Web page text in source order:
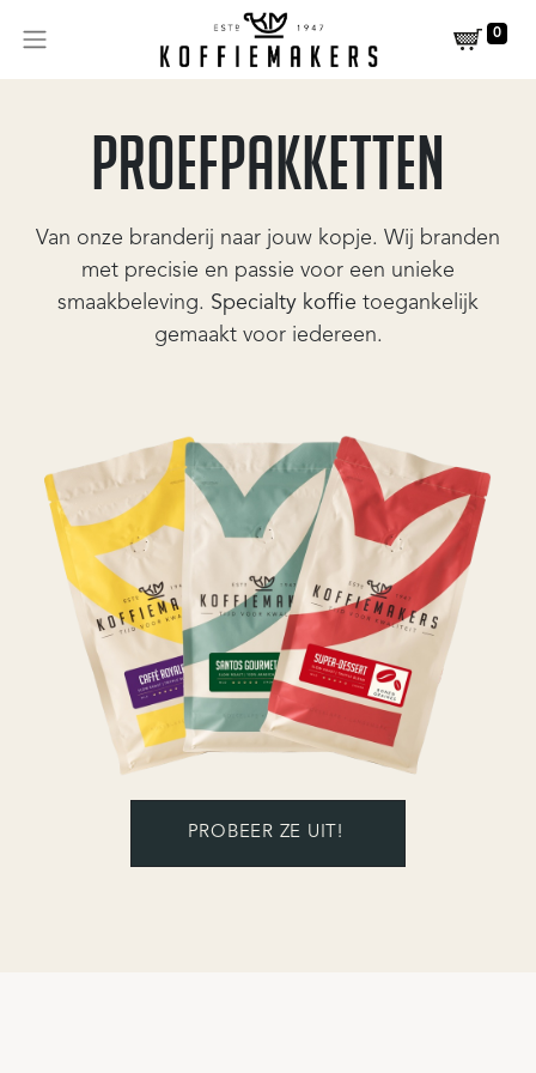
0
PROEFPAKKETTEN
Van onze branderij naar jouw kopje. Wij branden
met precisie en passie voor een unieke
smaakbeleving. Specialty koffie toegankelijk
gemaakt voor iedereen.
PROBEER Z​​​​​​​​E UIT!